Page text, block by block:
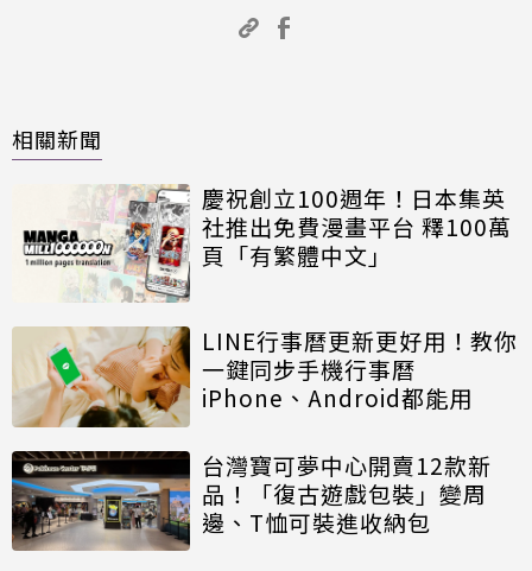
相關新聞
慶祝創立100週年！日本集英
社推出免費漫畫平台 釋100萬
頁「有繁體中文」
LINE行事曆更新更好用！教你
一鍵同步手機行事曆
iPhone、Android都能用
台灣寶可夢中心開賣12款新
品！「復古遊戲包裝」變周
邊、T恤可裝進收納包